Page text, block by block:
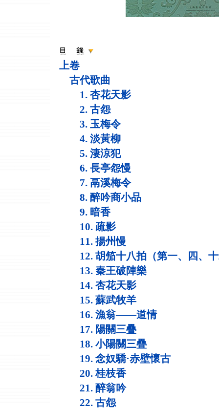
上卷
古代歌曲
1. 杏花天影
2. 古怨
3. 玉梅令
4. 淡黃柳
5. 淒涼犯
6. 長亭怨慢
7. 鬲溪梅令
8. 醉吟商小品
9. 暗香
10. 疏影
11. 揚州慢
12. 胡笳十八拍（第一、四、十
13. 秦王破陣樂
14. 杏花天影
15. 蘇武牧羊
16. 漁翁——道情
17. 陽關三疊
18. 小陽關三疊
19. 念奴驕·赤壁懷古
20. 桂枝香
21. 醉翁吟
22. 古怨